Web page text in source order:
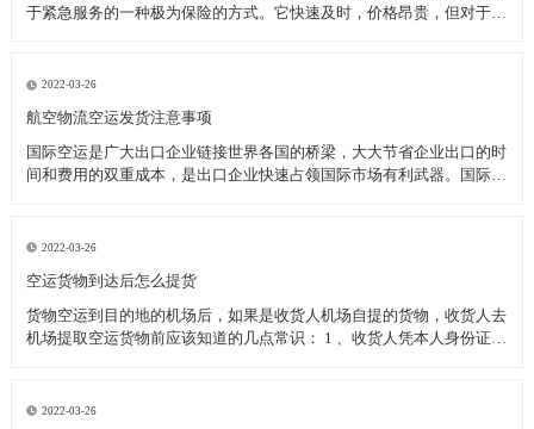
于紧急服务的一种极为保险的方式。它快速及时，价格昂贵，但对于致
因为空中较少受自然
2022-03-26
航空物流空运发货注意事项
国际空运是广大出口企业链接世界各国的桥梁，大大节省企业出口的时
间和费用的双重成本，是出口企业快速占领国际市场有利武器。国际空
动植物检疫
2022-03-26
空运货物到达后怎么提货
货物空运到目的地的机场后，如果是收货人机场自提的货物，收货人去
机场提取空运货物前应该知道的几点常识： 1 、收货人凭本人身份证或
代为2022-03-26